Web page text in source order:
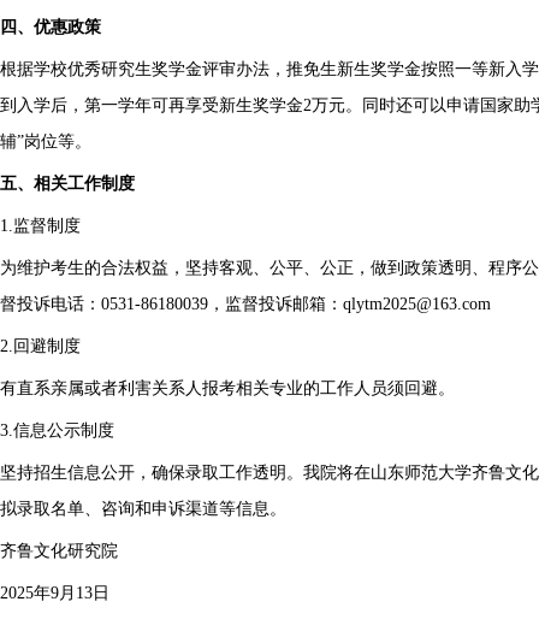
四、优惠政策
根据学校优秀研究生奖学金评审办法，推免生新生奖学金按照一等新入
到入学后，第一学年可再享受新生奖学金2万元。同时还可以申请国家
辅”岗位等。
五、相关工作制度
1.监督制度
为维护考生的合法权益，坚持客观、公平、公正，做到政策透明、程序
督投诉电话：0531-86180039，监督投诉邮箱：qlytm2025@163.com
2.回避制度
有直系亲属或者利害关系人报考相关专业的工作人员须回避。
3.信息公示制度
坚持招生信息公开，确保录取工作透明。我院将在山东师范大学齐鲁文
拟录取名单、咨询和申诉渠道等信息。
齐鲁文化研究院
2025年9月13日